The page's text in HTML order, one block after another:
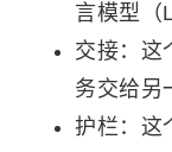
言模型（
交接：这
务交给另
护栏：这